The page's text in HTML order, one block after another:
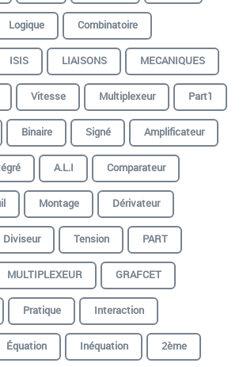
Logique
Combinatoire
ISIS LIAISONS
MECANIQUES
Vitesse Multiplexeur
Part1
Binaire Signé
Amplificateur
A.L.I
Comparateur
Montage
Dérivateur
Diviseur Tension
PART
MULTIPLEXEUR
GRAFCET
Pratique
Interaction
Équation Inéquation
2ème